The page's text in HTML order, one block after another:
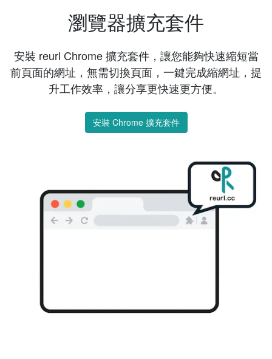
瀏覽器擴充套件
安裝 reurl Chrome 擴充套件，讓您能夠快速縮短當
前頁面的網址，無需切換頁面，一鍵完成縮網址，提
升工作效率，讓分享更快速更方便。
安裝 Chrome 擴充套件